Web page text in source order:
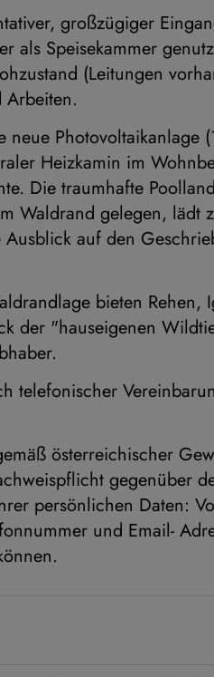
großzügiger
als Speisekammer
(Leitungen
Photovoltaikanlage
Heizkamin im
Die traumhafte
Waldrand gelegen, lädt
auf den
bieten Rehen,
der "hauseigenen
telefonischer
österreichischer
gegenüber
persönlichen Daten:
und Email-